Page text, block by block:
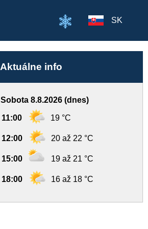
SK
Aktuálne info
Sobota 8.8.2026 (dnes)
11:00 19 °C
12:00 20 až 22 °C
15:00 19 až 21 °C
18:00 16 až 18 °C